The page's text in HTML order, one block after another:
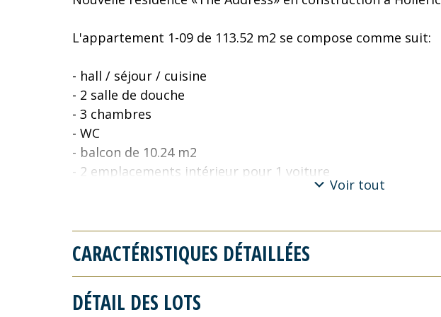
L'appartement 1-09 de 113.52 m2 se compose comme suit:
- hall / séjour / cuisine
- 2 salle de douche
- 3 chambres
- WC
- balcon de 10.24 m2
- 2 emplacements intérieur pour 1 voiture
Prix app. 1-09: 1.368.768,- € (TVA 17% - pour investissement)
Fischbach Realtors & Developers
Voir tout
CARACTÉRISTIQUES DÉTAILLÉES
DÉTAIL DES LOTS